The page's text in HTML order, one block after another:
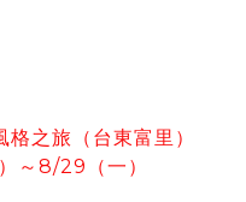
之旅（台東富里）
～8/29（一）